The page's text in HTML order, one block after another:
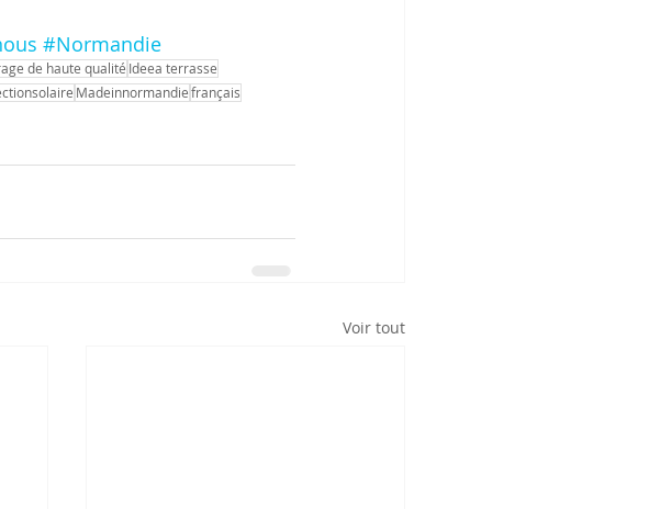
#Normandie
de haute qualité Ideea terrasse
Madeinnormandiefrançais
Voir tout